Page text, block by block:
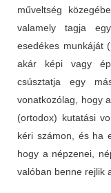
műveltség
valamely tagja
esedékes munkáját
akár képi vagy
csúsztatja egy
vonatkozólag, hogy
(ortodox) kutatási
kéri számon, és ha
hogy a népzenei,
valóban benne rejlik